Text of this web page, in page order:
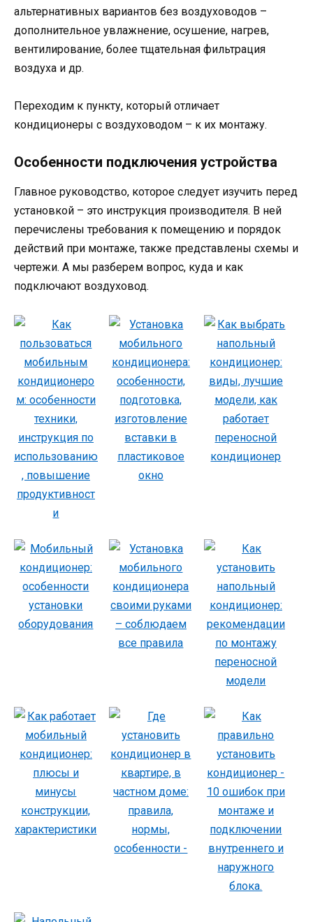
альтернативных вариантов без воздуховодов –
дополнительное увлажнение, осушение, нагрев,
вентилирование, более тщательная фильтрация
воздуха и др.
Переходим к пункту, который отличает
кондиционеры с воздуховодом – к их монтажу.
Особенности подключения устройства
Главное руководство, которое следует изучить перед
установкой – это инструкция производителя. В ней
перечислены требования к помещению и порядок
действий при монтаже, также представлены схемы и
чертежи. А мы разберем вопрос, куда и как
подключают воздуховод.